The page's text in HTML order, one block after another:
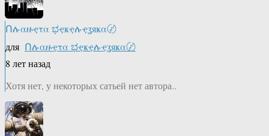
Ոሉαዙҿτα ಭҿҝҿሉҿʓяҝα〄
для Ոሉαዙҿτα ಭҿҝҿሉҿʓяҝα〄
8 лет назад
Хотя нет, у некоторых сатьей нет автора..